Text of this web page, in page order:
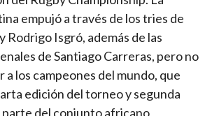
empujó a través de los tries de
Rodrigo Isgró, además de las
de Santiago Carreras, pero no
a los campeones del mundo, que
edición del torneo y segunda
del conjunto africano